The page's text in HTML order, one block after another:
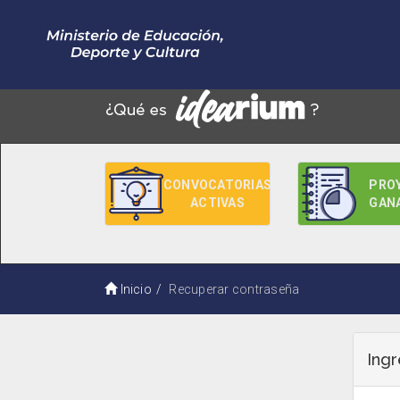
CONVOCATORIAS
ACTIVAS
Inicio Recuperar contraseña